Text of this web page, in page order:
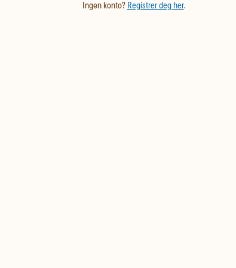
Ingen konto? Registrer deg her.